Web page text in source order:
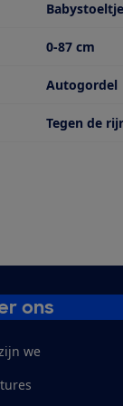
Geschikt voor
0-87 cm
Autogordel
Tegen de
ons
we